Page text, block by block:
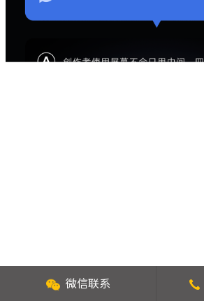
微信联系